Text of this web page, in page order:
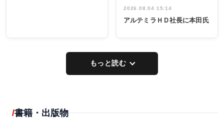
2026.08.04 15:14
アルテミラＨＤ社長に本田氏
もっと読む
書籍・出版物